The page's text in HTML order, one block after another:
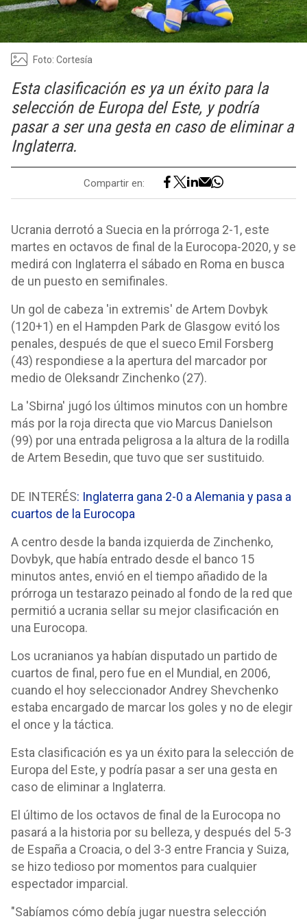
Foto: Cortesía
Esta clasificación es ya un éxito para la
selección de Europa del Este, y podría
pasar a ser una gesta en caso de eliminar a
Inglaterra.
Compartir en:
Ucrania derrotó a Suecia en la prórroga 2-1, este
martes en octavos de final de la Eurocopa-2020, y se
medirá con Inglaterra el sábado en Roma en busca
de un puesto en semifinales.
Un gol de cabeza 'in extremis' de Artem Dovbyk
(120+1) en el Hampden Park de Glasgow evitó los
penales, después de que el sueco Emil Forsberg
(43) respondiese a la apertura del marcador por
medio de Oleksandr Zinchenko (27).
La 'Sbirna' jugó los últimos minutos con un hombre
más por la roja directa que vio Marcus Danielson
(99) por una entrada peligrosa a la altura de la rodilla
de Artem Besedin, que tuvo que ser sustituido.
DE INTERÉS: Inglaterra gana 2-0 a Alemania y pasa a
cuartos de la Eurocopa
A centro desde la banda izquierda de Zinchenko,
Dovbyk, que había entrado desde el banco 15
minutos antes, envió en el tiempo añadido de la
prórroga un testarazo peinado al fondo de la red que
permitió a ucrania sellar su mejor clasificación en
una Eurocopa.
Los ucranianos ya habían disputado un partido de
cuartos de final, pero fue en el Mundial, en 2006,
cuando el hoy seleccionador Andrey Shevchenko
estaba encargado de marcar los goles y no de elegir
el once y la táctica.
Esta clasificación es ya un éxito para la selección de
Europa del Este, y podría pasar a ser una gesta en
caso de eliminar a Inglaterra.
El último de los octavos de final de la Eurocopa no
pasará a la historia por su belleza, y después del 5-3
de España a Croacia, o del 3-3 entre Francia y Suiza,
se hizo tedioso por momentos para cualquier
espectador imparcial.
"Sabíamos cómo debía jugar nuestra selección